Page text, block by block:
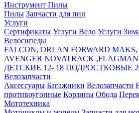
Инструмент Пилы
Пилы Запчасти для пил
Услуги
Сертификаты Услуги Вело Услуги
Велосипеды
FALCON, ORLAN FORWARD MAKS,
AVENGER NOVATRACK ,FLAGMAN
ДЕТСКИЕ 12- 18 ПОДРОСТКОВЫЕ
Велозапчасти
Аксессуары Багажники Велозапчасти
противоугонные Корзины Обода
Мототехника